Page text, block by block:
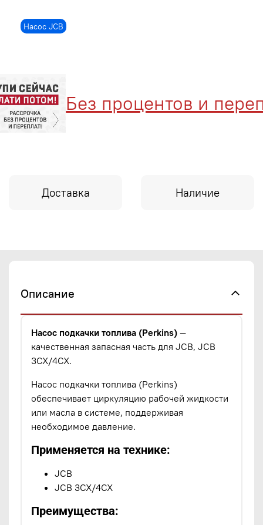
Насос JCB
Без процентов и
Доставка Наличие
Описание
Насос подкачки топлива (Perkins) —
качественная запасная часть для JCB, JCB
3CX/4CX.
Насос подкачки топлива (Perkins)
обеспечивает циркуляцию рабочей жидкости
или масла в системе, поддерживая
необходимое давление.
Применяется на технике:
JCB
JCB 3CX/4CX
Преимущества: